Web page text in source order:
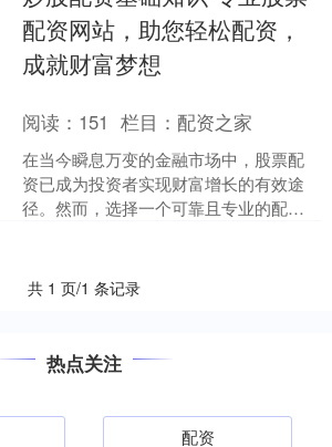
配资网站，助您轻松配资，
成就财富梦想
阅读： 151 栏目：配资之家
在当今瞬息万变的金融市场中，股票配
资已成为投资者实现财富增长的有效途
径。然而，选择一个可靠且专业的配资
共 1 页/1 条记录
热点关注
配资